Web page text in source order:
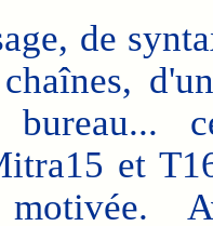
de
bureau...
et